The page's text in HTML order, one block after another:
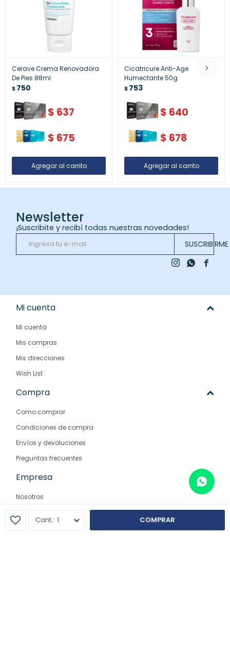
1 COMPRAR
Cerave Crema Renovadora
De Pies 88ml
$750
$ 637
$ 675
Cicatricure Anti-Age
Humectante 50g
$753
$ 640
$ 678
Newsletter
¡Suscribite y recibí todas nuestras novedades!
SUSCRIBIRME

 
Mi cuenta
Mi cuenta
Mis compras
Mis direcciones
Wish List
Compra
Como comprar
Condiciones de compra
Envíos y devoluciones
Preguntas frecuentes
Empresa
Nosotros